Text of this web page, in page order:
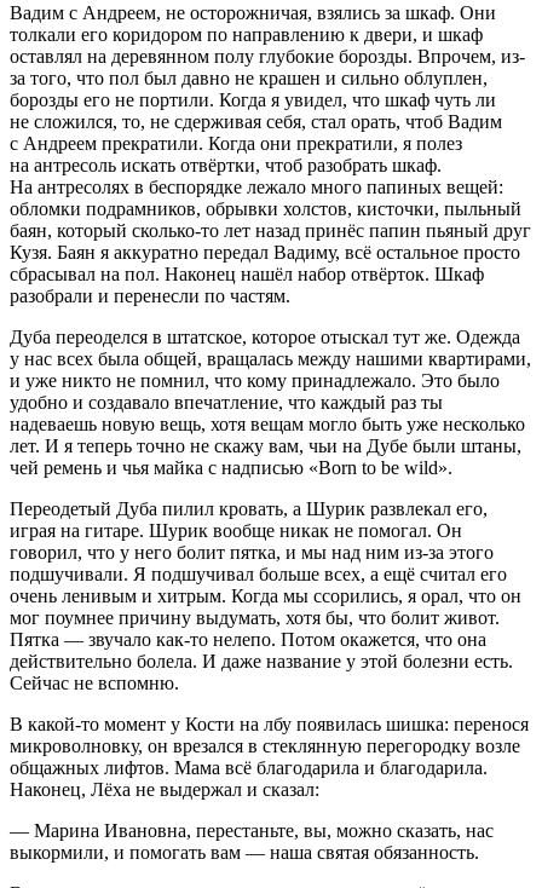
Вадим с Андреем, не осторожничая, взялись за шкаф. Они
толкали его коридором по направлению к двери, и шкаф
оставлял на деревянном полу глубокие борозды. Впрочем, из-
за того, что пол был давно не крашен и сильно облуплен,
борозды его не портили. Когда я увидел, что шкаф чуть ли
не сложился, то, не сдерживая себя, стал орать, чтоб Вадим
с Андреем прекратили. Когда они прекратили, я полез
на антресоль искать отвёртки, чтоб разобрать шкаф.
На антресолях в беспорядке лежало много папиных вещей:
обломки подрамников, обрывки холстов, кисточки, пыльный
баян, который сколько-то лет назад принёс папин пьяный друг
Кузя. Баян я аккуратно передал Вадиму, всё остальное просто
сбрасывал на пол. Наконец нашёл набор отвёрток. Шкаф
разобрали и перенесли по частям.
Дуба переоделся в штатское, которое отыскал тут же. Одежда
у нас всех была общей, вращалась между нашими квартирами,
и уже никто не помнил, что кому принадлежало. Это было
удобно и создавало впечатление, что каждый раз ты
надеваешь новую вещь, хотя вещам могло быть уже несколько
лет. И я теперь точно не скажу вам, чьи на Дубе были штаны,
чей ремень и чья майка с надписью «Born to be wild».
Переодетый Дуба пилил кровать, а Шурик развлекал его,
играя на гитаре. Шурик вообще никак не помогал. Он
говорил, что у него болит пятка, и мы над ним из-за этого
подшучивали. Я подшучивал больше всех, а ещё считал его
очень ленивым и хитрым. Когда мы ссорились, я орал, что он
мог поумнее причину выдумать, хотя бы, что болит живот.
Пятка ― звучало как-то нелепо. Потом окажется, что она
действительно болела. И даже название у этой болезни есть.
Сейчас не вспомню.
В какой-то момент у Кости на лбу появилась шишка: перенося
микроволновку, он врезался в стеклянную перегородку возле
общажных лифтов. Мама всё благодарила и благодарила.
Наконец, Лёха не выдержал и сказал:
― Марина Ивановна, перестаньте, вы, можно сказать, нас
выкормили, и помогать вам ― наша святая обязанность.